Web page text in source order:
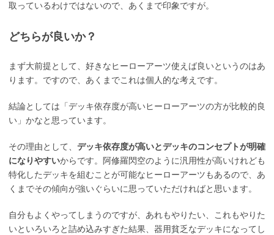
取っているわけではないので、あくまで印象ですが。
どちらが良いか？
まず大前提として、好きなヒーローアーツ使えば良いというのはあ
ります。ですので、あくまでこれは個人的な考えです。
結論としては「デッキ依存度が高いヒーローアーツの方が比較的良
い」かなと思っています。
その理由として、 デッキ依存度が高いとデッキのコンセプトが明確
になりやすいからです。阿修羅閃空のように汎用性が高いけれども
特化したデッキを組むことが可能なヒーローアーツもあるので、あ
くまでその傾向が強いぐらいに思っていただければと思います。
自分もよくやってしまうのですが、あれもやりたい、これもやりた
いといろいろと詰め込みすぎた結果、器用貧乏なデッキになってし